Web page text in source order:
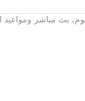
اليوم، بث مباشر